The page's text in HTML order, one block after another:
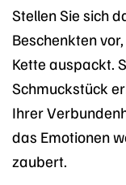
Stellen Sie sich
Beschenkten
Kette auspackt.
Schmuckstück
Ihrer
das Emotionen
zaubert.